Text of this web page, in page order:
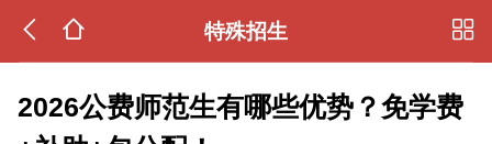
特殊招生
2026公费师范生有哪些优势？免学费